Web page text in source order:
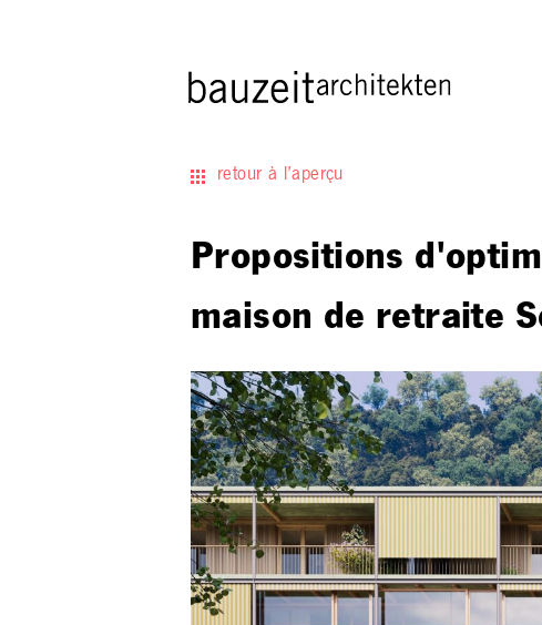
retour à l’aperçu
Propositions
maison de retraite